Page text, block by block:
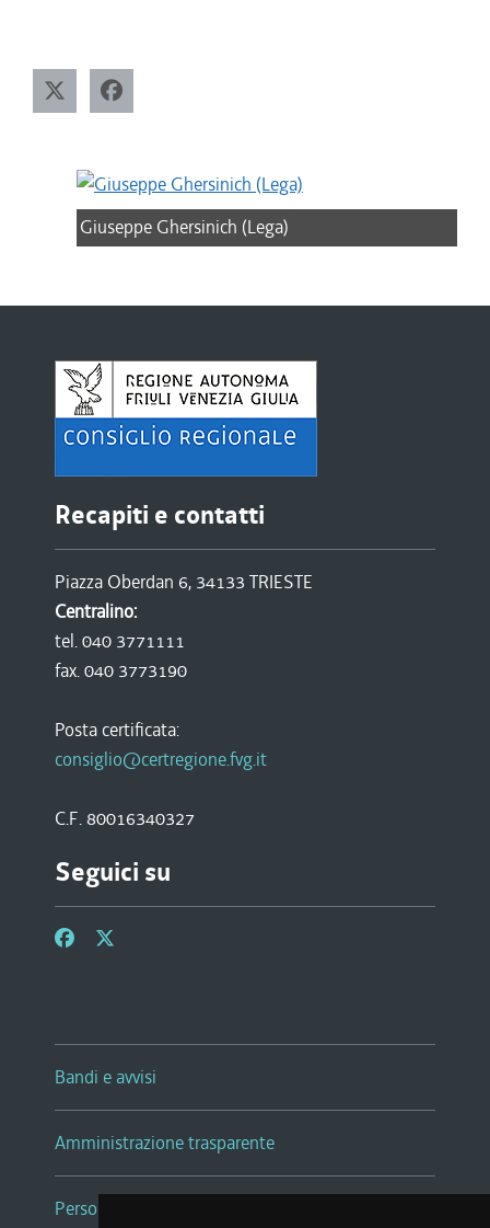
Giuseppe Ghersinich (Lega)
Recapiti e contatti
Piazza Oberdan 6, 34133 TRIESTE
Centralino:
tel. 040 3771111
fax. 040 3773190
Posta certificata:
consiglio@certregione.fvg.it
C.F. 80016340327
Seguici su
Bandi e avvisi
Amministrazione trasparente
Persone e Uffici